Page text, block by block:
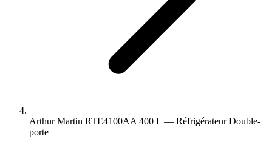
Arthur Martin RTE4100AA 400 L — Réfrigérateur Double-
porte